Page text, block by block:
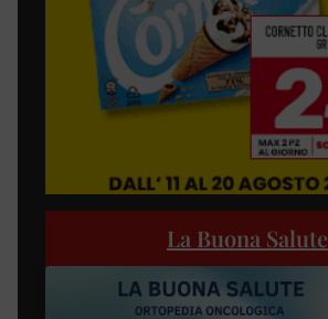
La Buona Salute